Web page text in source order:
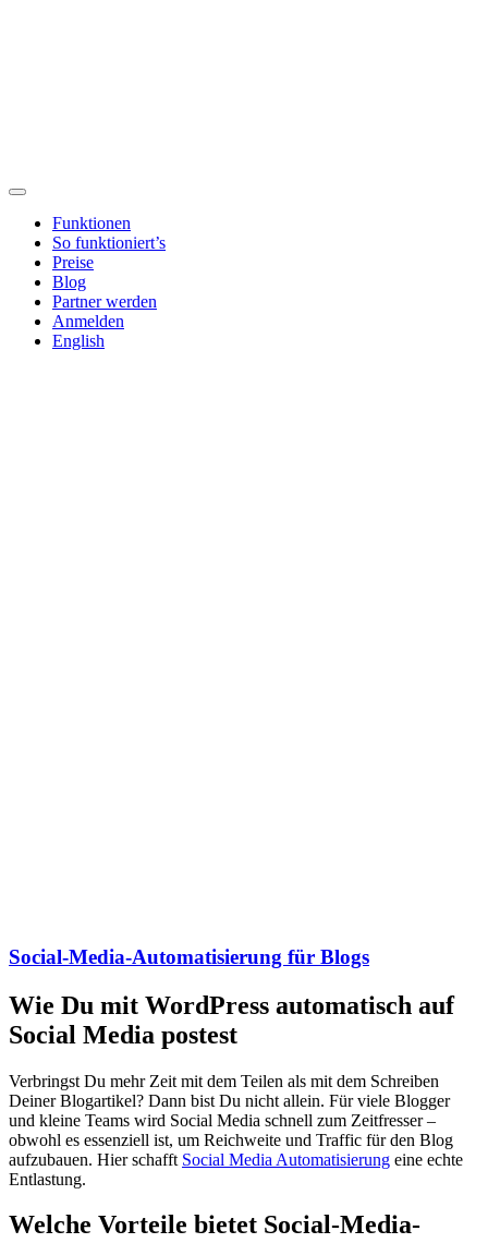
Funktionen
So funktioniert’s
Preise
Blog
Partner werden
Anmelden
English
Social-Media-Automatisierung für Blogs
Wie Du mit WordPress automatisch auf
Social Media postest
Verbringst Du mehr Zeit mit dem Teilen als mit dem Schreiben
Deiner Blogartikel? Dann bist Du nicht allein. Für viele Blogger
und kleine Teams wird Social Media schnell zum Zeitfresser –
obwohl es essenziell ist, um Reichweite und Traffic für den Blog
aufzubauen. Hier schafft Social Media Automatisierung eine echte
Entlastung.
Welche Vorteile bietet Social-Media-